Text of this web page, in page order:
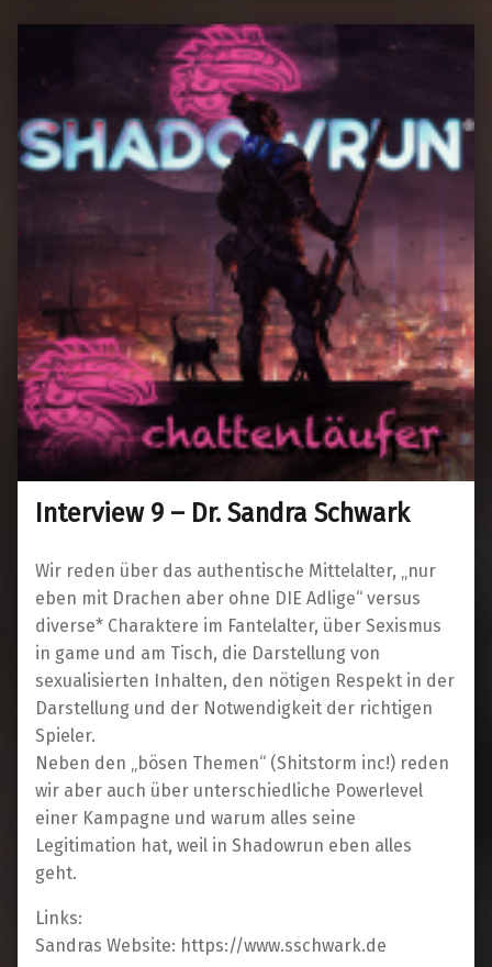
Interview 9 – Dr. Sandra Schwark
Wir reden über das authentische Mittelalter, „nur
eben mit Drachen aber ohne DIE Adlige“ versus
diverse* Charaktere im Fantelalter, über Sexismus
in game und am Tisch, die Darstellung von
sexualisierten Inhalten, den nötigen Respekt in der
Darstellung und der Notwendigkeit der richtigen
Spieler.
Neben den „bösen Themen“ (Shitstorm inc!) reden
wir aber auch über unterschiedliche Powerlevel
einer Kampagne und warum alles seine
Legitimation hat, weil in Shadowrun eben alles
geht.
Links:
Sandras Website: https://www.sschwark.de